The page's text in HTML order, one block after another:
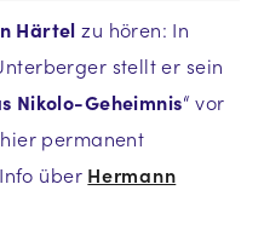
Härtel zu hören: In
stellt er sein
Nikolo-Geheimnis“ vor
permanent
über Hermann